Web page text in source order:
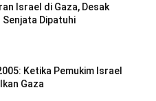
Israel di Gaza, Desak
Senjata Dipatuhi
Ketika Pemukim Israel
Gaza